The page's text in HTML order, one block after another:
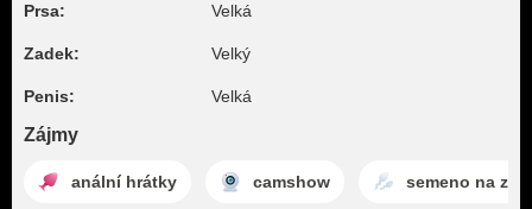
Prsa: Velká
Zadek: Velký
Penis: Velká
Zájmy
anální hrátky camshow semeno na